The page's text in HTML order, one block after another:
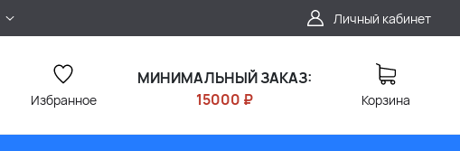
Личный кабинет
Избранное
МИНИМАЛЬНЫЙ ЗАКАЗ:
15000 ₽
Корзина